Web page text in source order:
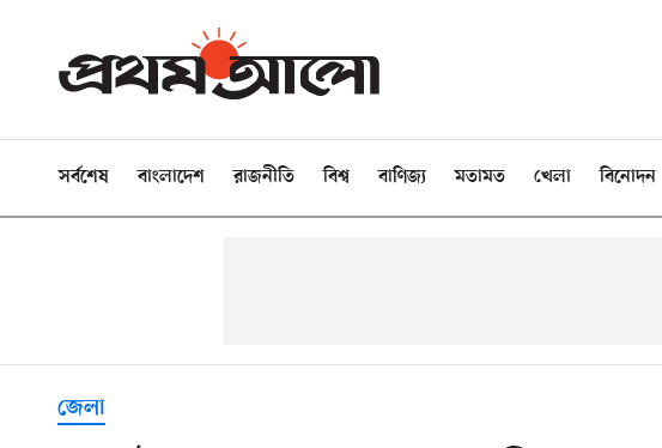
সর্বশেষ বাংলাদেশ রাজনীতি বিশ্ব বাণিজ্য মতামত খেলা বিনোদন
জেলা